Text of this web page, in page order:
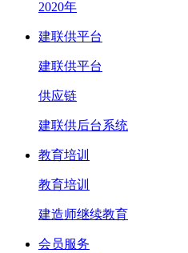
2020年
建联供平台
建联供平台
供应链
建联供后台系统
教育培训
教育培训
建造师继续教育
会员服务